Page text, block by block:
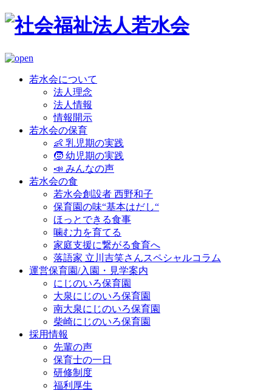
若水会について
法人理念
法人情報
情報開示
若水会の保育
👶 乳児期の実践
🧒 幼児期の実践
📣 みんなの声
若水会の食
若水会創設者 西野和子
保育園の味“基本はだし“
ほっとできる食事
噛む力を育てる
家庭支援に繋がる食育へ
落語家 立川吉笑さんスペシャルコラム
運営保育園/入園・見学案内
にじのいろ保育園
大泉にじのいろ保育園
南大泉にじのいろ保育園
柴崎にじのいろ保育園
採用情報
先輩の声
保育士の一日
研修制度
福利厚生